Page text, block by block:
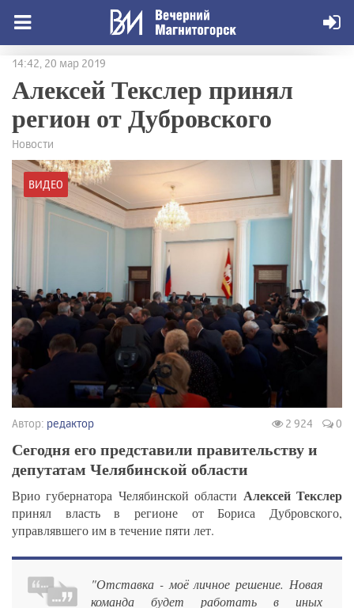
14:42, 20 мар 2019
Алексей Текслер принял
регион от Дубровского
Новости
ВИДЕО
Автор: редактор 2 924 0
Сегодня его представили правительству и
депутатам Челябинской области
Врио губернатора Челябинской области Алексей Текслер
принял власть в регионе от Бориса Дубровского,
управлявшего им в течение пяти лет.
"Отставка - моё личное решение. Новая
команда будет работать в иных